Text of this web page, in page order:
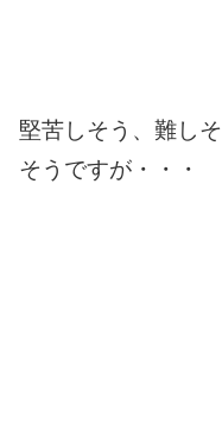
堅苦しそう、難し
そうですが・・・